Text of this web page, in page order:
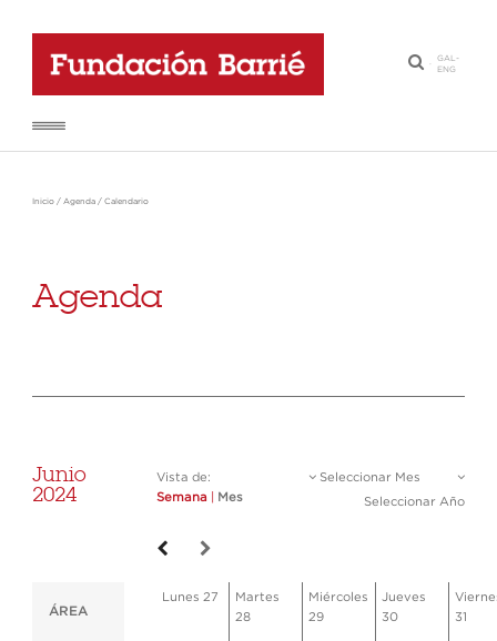
·
GAL-
ENG
Inicio / Agenda / Calendario
Agenda
Junio
2024
Vista de:
Semana
Mes
Seleccionar Mes
Seleccionar Año
ÁREA
Lunes 27
Martes
28
Miércoles
29
Jueves
30
31